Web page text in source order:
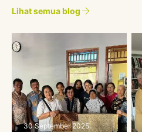
Lihat semua blog
30 September 2025